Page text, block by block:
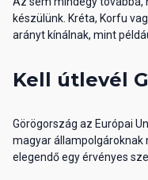
készülünk. Kréta, Korfu
arányt kínálnak, mint
Kell útlevél
Görögország az Európai
magyar állampolgároknak
elegendő egy érvényes